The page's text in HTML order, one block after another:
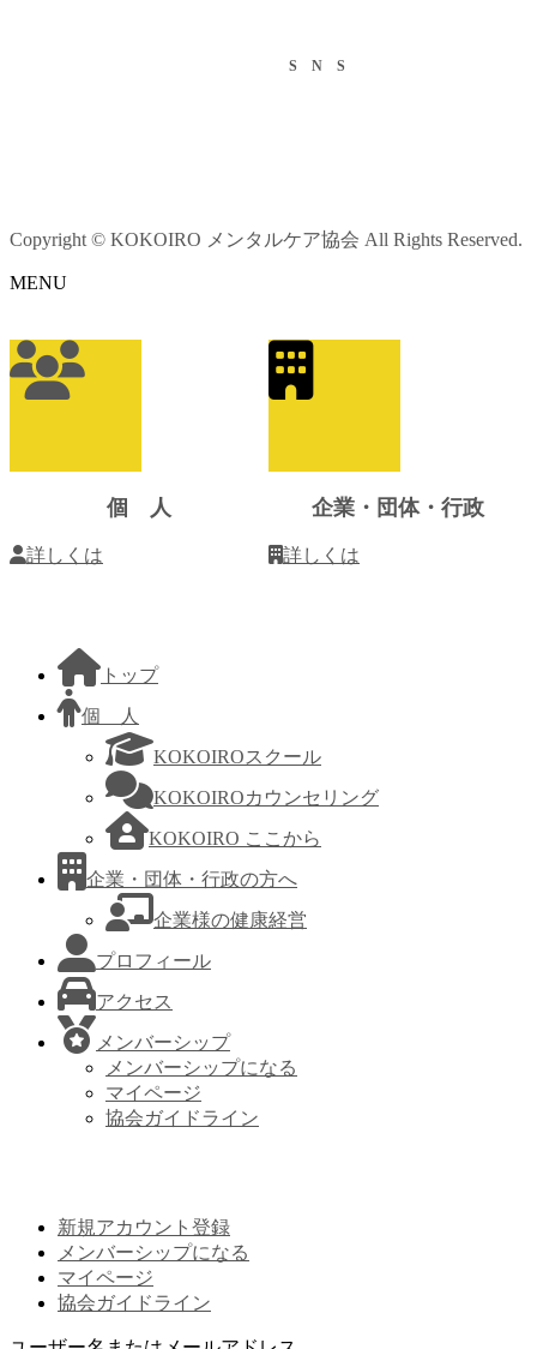
S N S
Copyright © KOKOIRO メンタルケア協会 All Rights Reserved.
MENU
ア
イ
コ
ン
個 人
詳しくは
企業・団体・行政
詳しくは
トップ
個 人
KOKOIROスクール
KOKOIROカウンセリング
KOKOIRO ここから
企業・団体・行政の方へ
企業様の健康経営
プロフィール
アクセス
メンバーシップ
メンバーシップになる
マイページ
協会ガイドライン
新規アカウント登録
メンバーシップになる
マイページ
協会ガイドライン